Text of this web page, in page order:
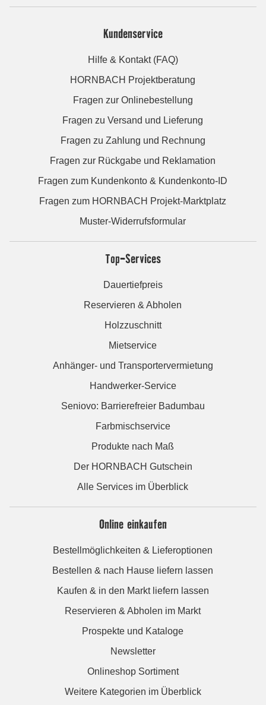
Kundenservice
Hilfe & Kontakt (FAQ)
HORNBACH Projektberatung
Fragen zur Onlinebestellung
Fragen zu Versand und Lieferung
Fragen zu Zahlung und Rechnung
Fragen zur Rückgabe und Reklamation
Fragen zum Kundenkonto & Kundenkonto-ID
Fragen zum HORNBACH Projekt-Marktplatz
Muster-Widerrufsformular
Top-Services
Dauertiefpreis
Reservieren & Abholen
Holzzuschnitt
Mietservice
Anhänger- und Transportervermietung
Handwerker-Service
Seniovo: Barrierefreier Badumbau
Farbmischservice
Produkte nach Maß
Der HORNBACH Gutschein
Alle Services im Überblick
Online einkaufen
Bestellmöglichkeiten & Lieferoptionen
Bestellen & nach Hause liefern lassen
Kaufen & in den Markt liefern lassen
Reservieren & Abholen im Markt
Prospekte und Kataloge
Newsletter
Onlineshop Sortiment
Weitere Kategorien im Überblick